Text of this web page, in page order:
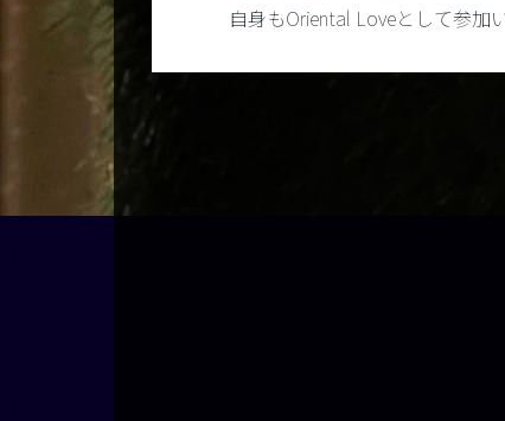
自身もOriental Loveとして参加